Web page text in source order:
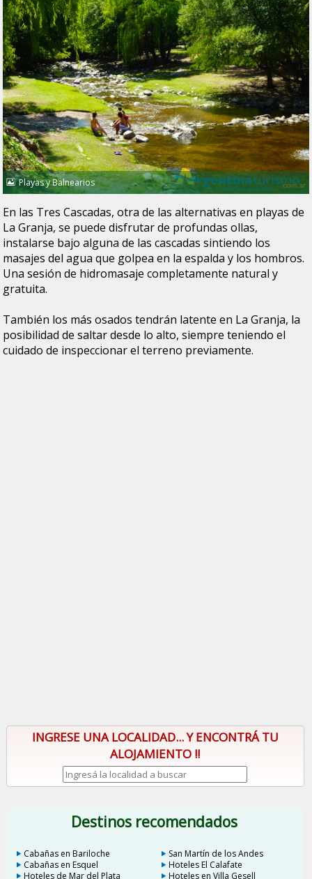
Playas y Balnearios
En las Tres Cascadas, otra de las alternativas en playas de
La Granja, se puede disfrutar de profundas ollas,
instalarse bajo alguna de las cascadas sintiendo los
masajes del agua que golpea en la espalda y los hombros.
Una sesión de hidromasaje completamente natural y
gratuita.
También los más osados tendrán latente en La Granja, la
posibilidad de saltar desde lo alto, siempre teniendo el
cuidado de inspeccionar el terreno previamente.
INGRESE UNA LOCALIDAD... Y ENCONTRÁ TU
ALOJAMIENTO !!
Destinos recomendados
Cabañas en Bariloche
San Martín de los Andes
Cabañas en Esquel
Hoteles El Calafate
Hoteles de Mar del Plata
Hoteles en Villa Gesell